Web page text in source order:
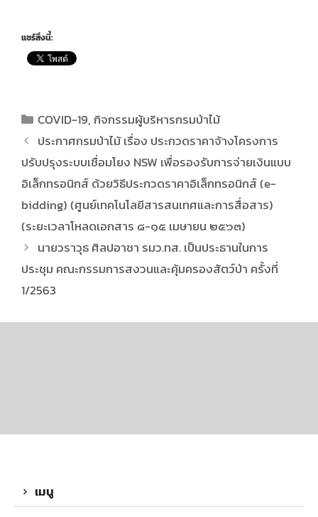
แชร์สิ่งนี้:
COVID-19,กิจกรรมผู้บริหารกรมป่าไม้
ประกาศกรมป่าไม้ เรื่อง ประกวดราคาจ้างโครงการ
ปรับปรุงระบบเชื่อมโยง NSW เพื่อรองรับการจ่ายเงินแบบ
อิเล็กทรอนิกส์ ด้วยวิธีประกวดราคาอิเล็กทรอนิกส์ (e-
bidding) (ศูนย์เทคโนโลยีสารสนเทศและการสื่อสาร)
(ระยะเวลาโหลดเอกสาร ๘-๑๕ เมษายน ๒๕๖๓)
นายวราวุธ ศิลปอาชา รมว.ทส. เป็นประธานในการ
ประชุม คณะกรรมการสงวนและคุ้มครองสัตว์ป่า ครั้งที่
1/2563
เมนู